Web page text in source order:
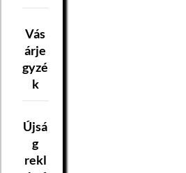
Vás
árje
gyzé
k
Újsá
g
rekl